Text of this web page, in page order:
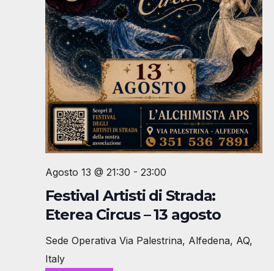
Festival Artisti di Strada:
Eterea Circus – 13 agosto
Agosto 13 @ 21:30 - 23:00
Sede Operativa Via Palestrina, Alfedena, AQ,
Italy